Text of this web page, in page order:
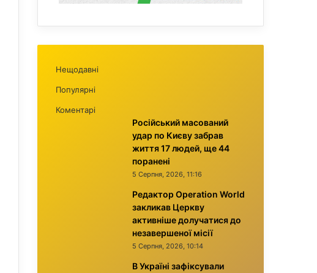
Нещодавні
Популярні
Коментарі
Російський масований
удар по Києву забрав
життя 17 людей, ще 44
поранені
5 Серпня, 2026, 11:16
Редактор Operation World
закликав Церкву
активніше долучатися до
незавершеної місії
5 Серпня, 2026, 10:14
В Україні зафіксували